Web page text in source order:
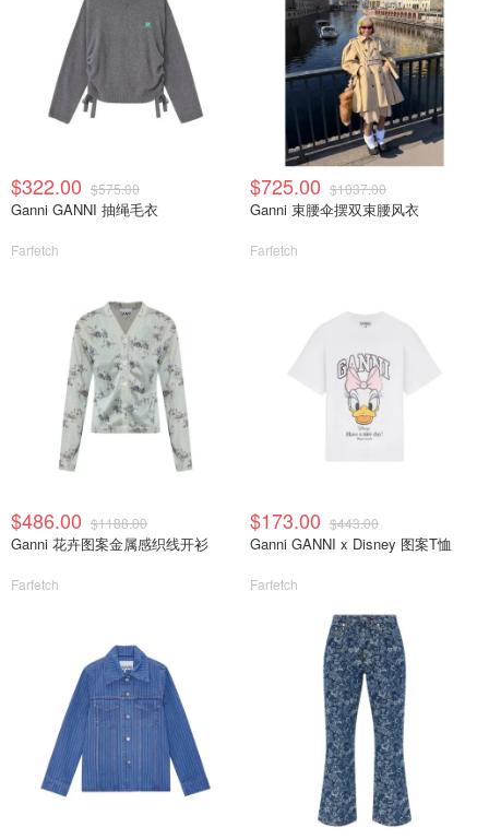
$322.00 $575.00
Ganni GANNI 抽绳毛衣
Farfetch
$725.00 $1037.00
Ganni 束腰伞摆双束腰风衣
Farfetch
$486.00 $1188.00
Ganni 花卉图案金属感织线开衫
Farfetch
$173.00 $443.00
Ganni GANNI x Disney 图案T恤
Farfetch